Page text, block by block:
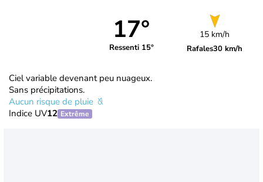
17°
Ressenti 15°
15 km/h
Rafales30 km/h
Ciel variable devenant peu nuageux.
Sans précipitations.
Aucun risque de pluie
Indice UV12 Extrême